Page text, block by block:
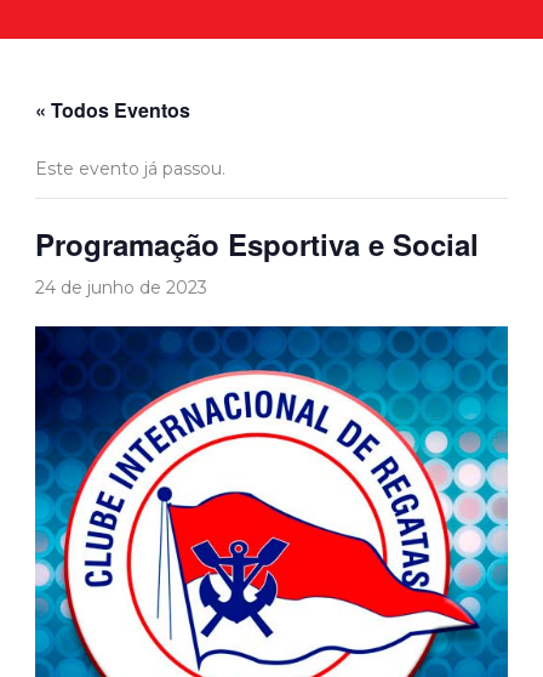
« Todos Eventos
Este evento já passou.
Programação Esportiva e Social
24 de junho de 2023